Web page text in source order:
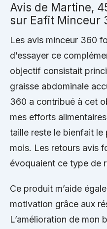
Avis de Martine,
sur Eafit Minceur
Les avis minceur 360
d’essayer ce
objectif consistait
graisse abdominale
360 a contribué à cet
mes efforts
taille reste le bienfait le
mois. Les retours avis
évoquaient ce type de
Ce produit m’aide
motivation grâce aux
L’amélioration de mon